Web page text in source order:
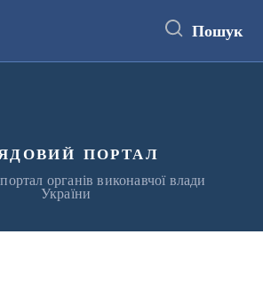
Пошук
портал
органів виконавчої влади
України